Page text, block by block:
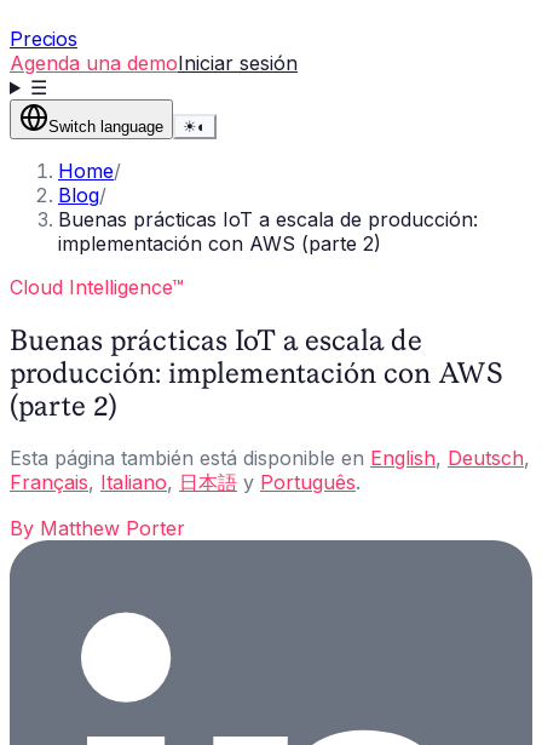
Precios
Agenda una demoIniciar sesión
☰
Switch language ☀◐
Home/
Blog/
Buenas prácticas IoT a escala de producción:
implementación con AWS (parte 2)
Cloud Intelligence™
Buenas prácticas IoT a escala de
producción: implementación con AWS
(parte 2)
Esta página también está disponible en English, Deutsch,
Français, Italiano, 日本語 y Português.
By Matthew Porter